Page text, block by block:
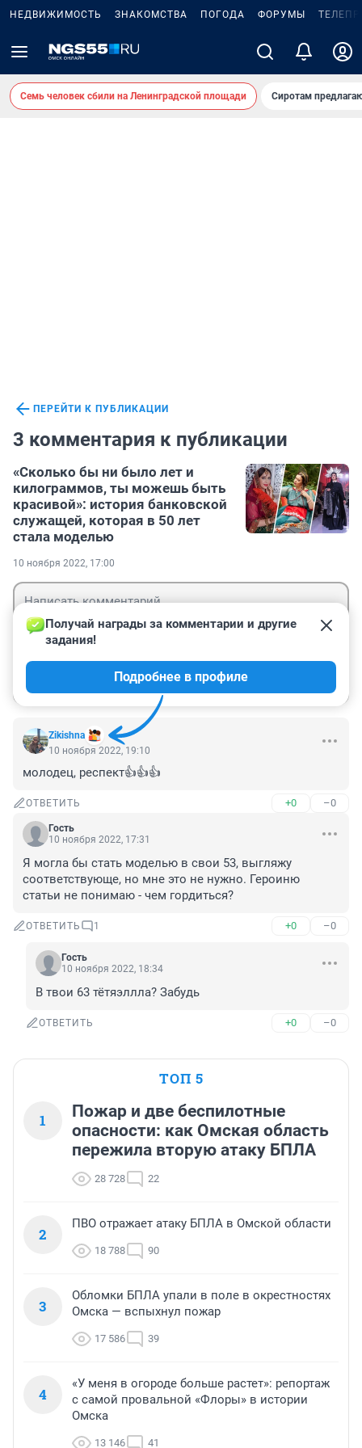
НЕДВИЖИМОСТЬ ЗНАКОМСТВА ПОГОДА ФОРУМЫ
Семь человек сбили на Ленинградской площади Сиротам
ПЕРЕЙТИ К ПУБЛИКАЦИИ
3 комментария к публикации
«Сколько бы ни было лет и
килограммов, ты можешь быть
красивой»: история банковской
служащей, которая в 50 лет
стала моделью
10 ноября 2022, 17:00
Zikishna
Получай награды за комментарии и другие
задания!
Подробнее в профиле
10 ноября 2022, 19:10
молодец, респект👍👍👍
ОТВЕТИТЬ +0 –0
Гость
10 ноября 2022, 17:31
Я могла бы стать моделью в свои 53, выгляжу
соответствующе, но мне это не нужно. Героиню
статьи не понимаю - чем гордиться?
ОТВЕТИТЬ 1 +0 –0
Гость
10 ноября 2022, 18:34
В твои 63 тётяэллла? Забудь
ОТВЕТИТЬ +0 –0
ТОП 5
1
Пожар и две беспилотные
опасности: как Омская область
пережила вторую атаку БПЛА
28 728 22
2
ПВО отражает атаку БПЛА в Омской области
18 788 90
3
Обломки БПЛА упали в поле в окрестностях
Омска — вспыхнул пожар
17 586 39
4
«У меня в огороде больше растет»: репортаж
с самой провальной «Флоры» в истории
Омска
13 146 41